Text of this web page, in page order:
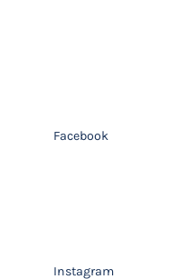
Facebook
Instagram